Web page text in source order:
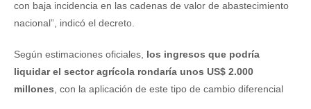
con baja incidencia en las cadenas de valor de abastecimiento
nacional”, indicó el decreto.
Según estimaciones oficiales, los ingresos que podría
liquidar el sector agrícola rondaría unos US$ 2.000
millones, con la aplicación de este tipo de cambio diferencial